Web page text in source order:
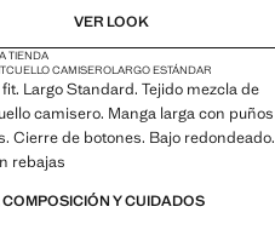
VER LOOK
TIENDA
CUELLO CAMISEROLARGO ESTÁNDAR
Largo Standard. Tejido mezcla de
camisero. Manga larga con puños
Cierre de botones. Bajo redondeado.
rebajas
COMPOSICIÓN Y CUIDADOS